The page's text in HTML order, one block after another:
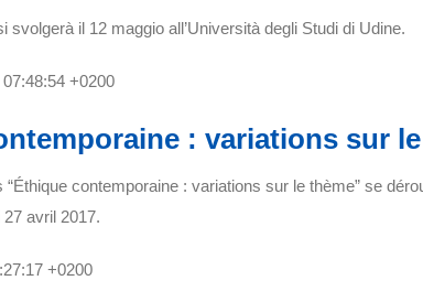
svolgerà il 12 maggio all’Università degli Studi di Udine.
+0200
: variations sur
“Éthique contemporaine : variations sur le thème” se
avril 2017.
+0200